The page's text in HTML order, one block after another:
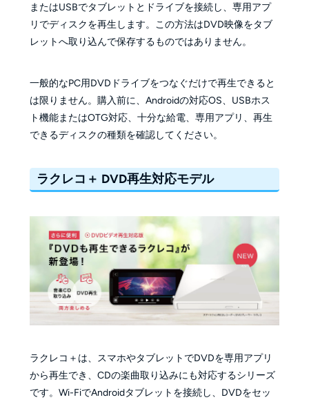
またはUSBでタブレットとドライブを接続し、専用アプ
リでディスクを再生します。この方法はDVD映像をタブ
レットへ取り込んで保存するものではありません。
一般的なPC用DVDドライブをつなぐだけで再生できると
は限りません。購入前に、Androidの対応OS、USBホス
ト機能またはOTG対応、十分な給電、専用アプリ、再生
できるディスクの種類を確認してください。
ラクレコ＋ DVD再生対応モデル
ラクレコ＋は、スマホやタブレットでDVDを専用アプリ
から再生でき、CDの楽曲取り込みにも対応するシリーズ
です。Wi-FiでAndroidタブレットを接続し、DVDをセッ